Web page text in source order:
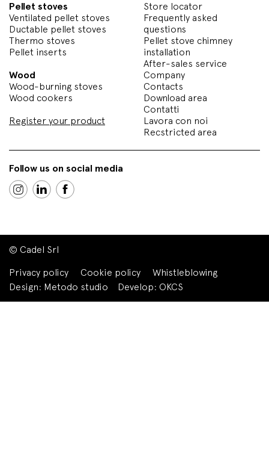
Pellet stoves
Ventilated pellet stoves
Ductable pellet stoves
Thermo stoves
Pellet inserts
Wood
Wood-burning stoves
Wood cookers
Register your product
Store locator
Frequently asked
questions
Pellet stove chimney
installation
After-sales service
Company
Contacts
Download area
Contatti
Lavora con noi
Recstricted area
Follow us on social media
© Cadel Srl
Privacy policy
Cookie policy
Whistleblowing
Design: Metodo studio Develop: OKCS